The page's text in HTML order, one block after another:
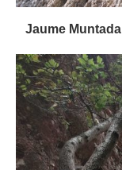
Jaume